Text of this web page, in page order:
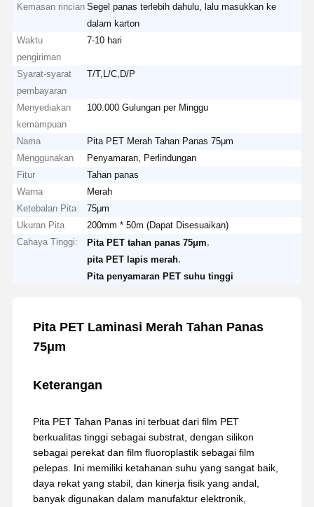
Kemasan rincian Segel panas terlebih dahulu, lalu masukkan ke
dalam karton
Waktu
pengiriman
7-10 hari
Syarat-syarat
pembayaran
T/T,L/C,D/P
Menyediakan
kemampuan
100.000 Gulungan per Minggu
Nama
Pita PET Merah Tahan Panas 75μm
Menggunakan
Penyamaran, Perlindungan
Fitur
Tahan panas
Warna
Merah
Ketebalan Pita
75μm
Ukuran Pita
200mm * 50m (Dapat Disesuaikan)
Cahaya Tinggi:
Pita PET tahan panas 75μm
pita PET lapis merah
Pita penyamaran PET suhu tinggi
Pita PET Laminasi Merah Tahan Panas
75μm
Keterangan
Pita PET Tahan Panas ini terbuat dari film PET
berkualitas tinggi sebagai substrat, dengan silikon
sebagai perekat dan film fluoroplastik sebagai film
pelepas. Ini memiliki ketahanan suhu yang sangat baik,
daya rekat yang stabil, dan kinerja fisik yang andal,
banyak digunakan dalam manufaktur elektronik,